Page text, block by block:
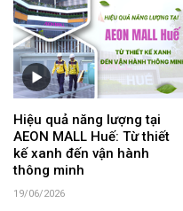
Hiệu quả năng lượng tại
AEON MALL Huế: Từ thiết
kế xanh đến vận hành
thông minh
19/06/2026